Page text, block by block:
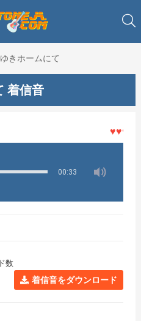
きホームにて
着信音
♥♥♥着メ
00:33
数
着信音をダウンロード